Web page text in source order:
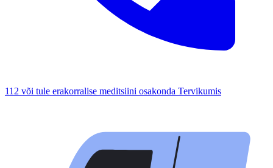
112 või tule erakorralise meditsiini osakonda Tervikumis